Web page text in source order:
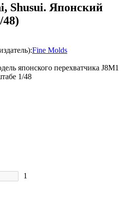
Shusui. Японский
48)
Fine Molds
японского перехватчика J8M1
1/48
1